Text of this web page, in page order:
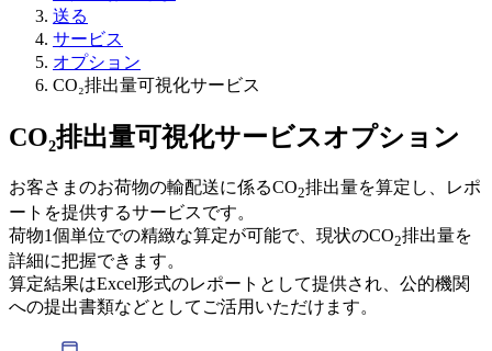
送る
サービス
オプション
CO₂排出量可視化サービス
CO₂排出量可視化サービスオプション
お客さまのお荷物の輸配送に係るCO2排出量を算定し、レポ
ートを提供するサービスです。
荷物1個単位での精緻な算定が可能で、現状のCO2排出量を
詳細に把握できます。
算定結果はExcel形式のレポートとして提供され、公的機関
への提出書類などとしてご活用いただけます。